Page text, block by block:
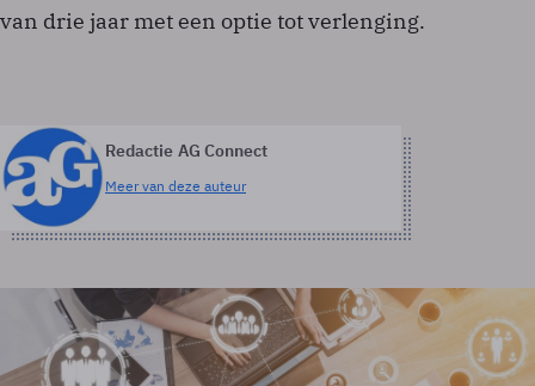
van drie jaar met een optie tot verlenging.
Redactie AG Connect
Meer van deze auteur